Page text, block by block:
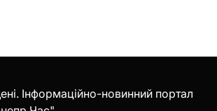
Інформаційно-новинний портал